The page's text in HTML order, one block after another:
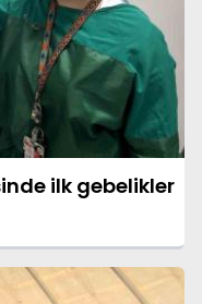
ilk gebelikler